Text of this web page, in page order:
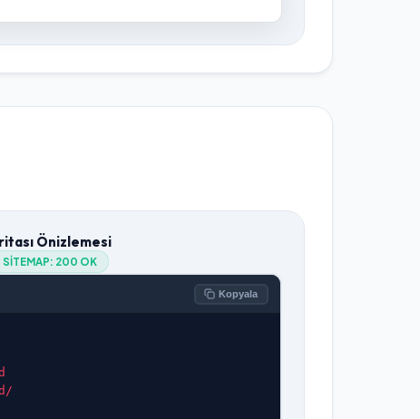
Önizlemesi
SITEMAP: 200 OK
Kopyala